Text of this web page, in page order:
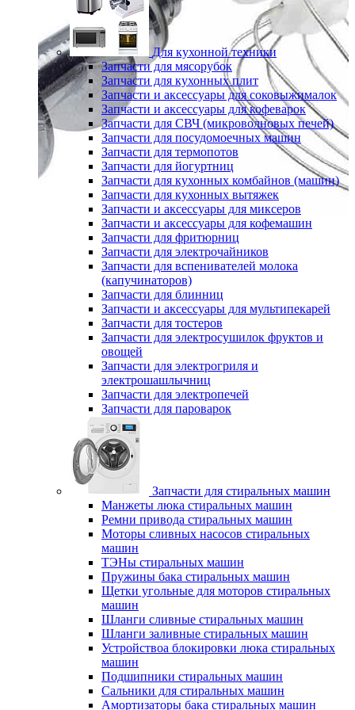
Для кухонной техники
Запчасти для мясорубок
Запчасти для кухонных плит
Запчасти и аксессуары для соковыжималок
Запчасти и аксессуары для кофеварок
Запчасти для СВЧ (микроволновых печей)
Запчасти для посудомоечных машин
Запчасти для термопотов
Запчасти для йогуртниц
Запчасти для кухонных комбайнов (машин)
Запчасти для кухонных вытяжек
Запчасти и аксессуары для миксеров
Запчасти и аксессуары для кофемашин
Запчасти для фритюрниц
Запчасти для электрочайников
Запчасти для вспенивателей молока
(капучинаторов)
Запчасти для блинниц
Запчасти и аксессуары для мультипекарей
Запчасти для тостеров
Запчасти для электросушилок фруктов и
овощей
Запчасти для электрогриля и
электрошашлычниц
Запчасти для электропечей
Запчасти для пароварок
Запчасти для стиральных машин
Манжеты люка стиральных машин
Ремни привода стиральных машин
Моторы сливных насосов стиральных
машин
ТЭНы стиральных машин
Пружины бака стиральных машин
Щетки угольные для моторов стиральных
машин
Шланги сливные стиральных машин
Шланги заливные стиральных машин
Устройствоа блокировки люка стиральных
машин
Подшипники стиральных машин
Сальники для стиральных машин
Амортизаторы бака стиральных машин